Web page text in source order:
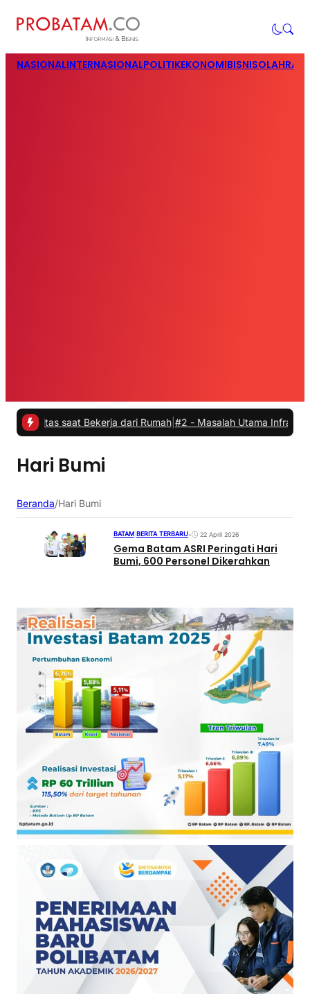
NASIONALINTERNASIONALPOLITIKEKONOMIBISNIS
saat Bekerja dari Rumah |#2 -Masalah Utama Infrastruktur
Hari Bumi
Beranda/Hari Bumi
BATAM BERITA TERBARU• 22 April 2026
Gema Batam ASRI Peringati Hari
Bumi, 600 Personel Dikerahkan